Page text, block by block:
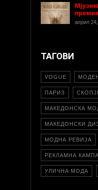
април
ТАГОВИ
VOGUE
ПАРИЗ
МАКЕДОНСКА
МАКЕДОНСКИ
МОДНА РЕВИЈА
РЕКЛАМНА
УЛИЧНА МОДА